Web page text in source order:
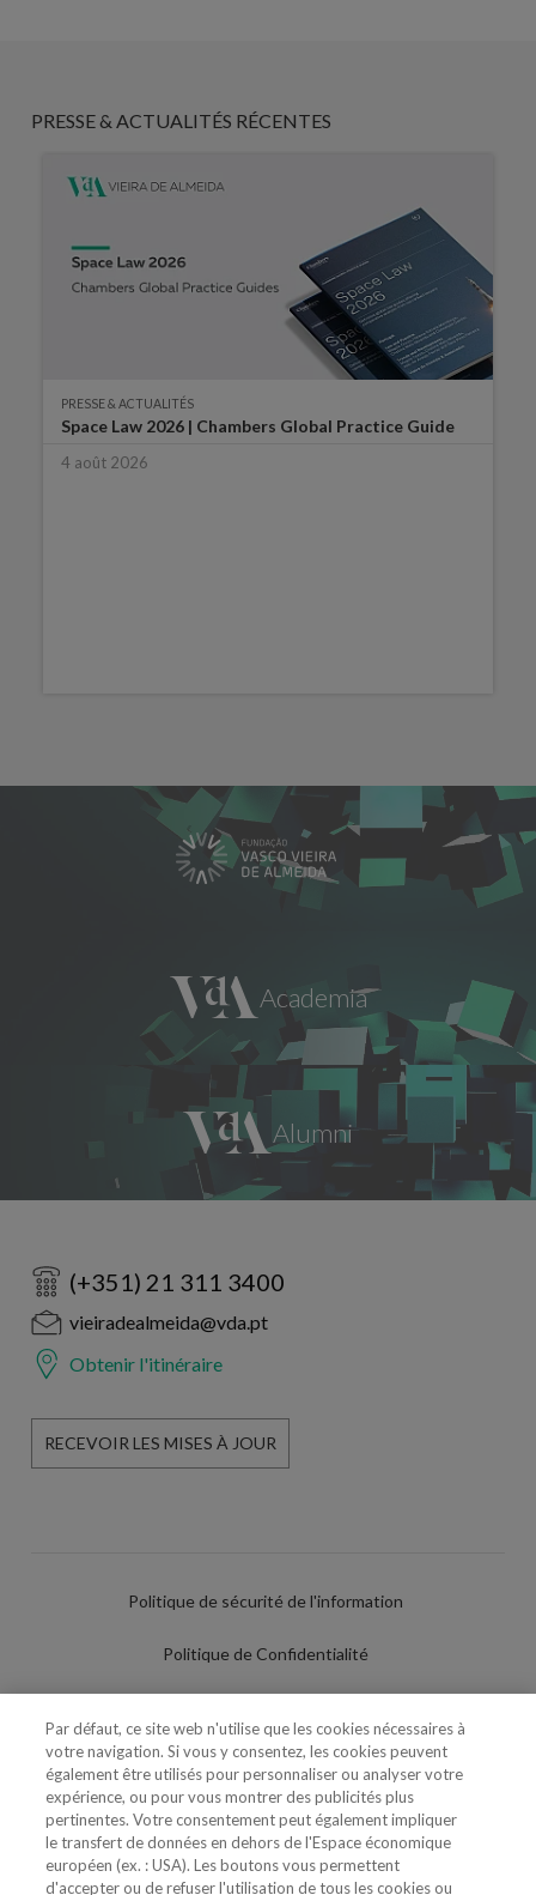
PRESSE & ACTUALITÉS RÉCENTES
PRESSE & ACTUALITÉS
Space Law 2026 | Chambers Global Practice Guide
4 août 2026
(+351) 21 311 3400
vieiradealmeida@vda.pt
Obtenir l'itinéraire
RECEVOIR LES MISES À JOUR
Politique de sécurité de l'information
Politique de Confidentialité
Politique de Cookies
Paramètres des cookies
Utilisation Frauduleuse du Nom/Brand
Par défaut, ce site web n'utilise que les cookies nécessaires à
votre navigation. Si vous y consentez, les cookies peuvent
également être utilisés pour personnaliser ou analyser votre
expérience, ou pour vous montrer des publicités plus
pertinentes. Votre consentement peut également impliquer
le transfert de données en dehors de l'Espace économique
européen (ex. : USA). Les boutons vous permettent
d'accepter ou de refuser l'utilisation de tous les cookies ou